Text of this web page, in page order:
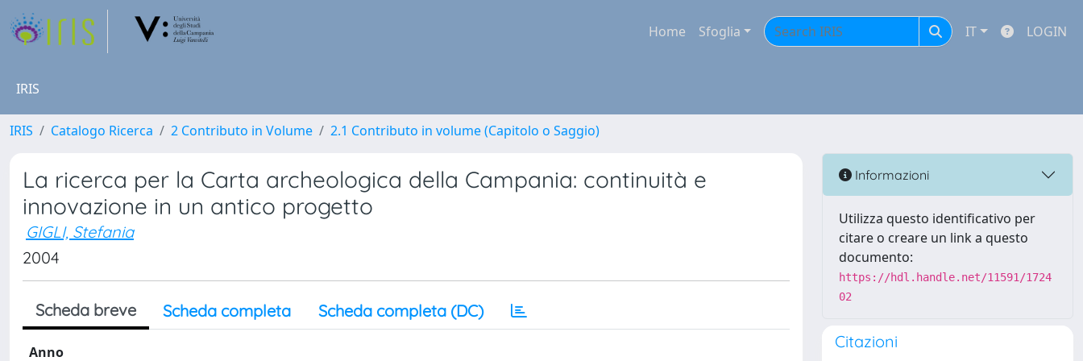
Home Sfoglia IT LOGIN
IRIS
IRIS Catalogo Ricerca 2 Contributo in Volume 2.1 Contributo in volume (Capitolo o Saggio)
La ricerca per la Carta archeologica della Campania: continuità e
innovazione in un antico progetto
GIGLI, Stefania
2004
Scheda breve Scheda completa Scheda completa (DC)
Anno
Informazioni
Utilizza questo identificativo per
citare o creare un link a questo
documento:
https://hdl.handle.net/11591/1724
02
Citazioni